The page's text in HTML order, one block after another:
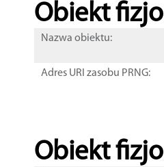
Obiekt
Nazwa obiektu:
Adres URI zasobu PRNG:
Obiekt